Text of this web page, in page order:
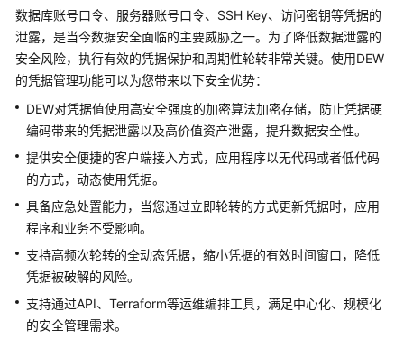
计
费
说
明
快
速
入
门
用
户
指
南
密
钥
数据库账号口令、服务器账号口令、SSH Key、访问密钥等凭据的
泄露，是当今数据安全面临的主要威胁之一。为了降低数据泄露的
安全风险，执行有效的凭据保护和周期性轮转非常关键。使用DEW
的凭据管理功能可以为您带来以下安全优势：
DEW对凭据值使用高安全强度的加密算法加密存储，防止凭据硬
编码带来的凭据泄露以及高价值资产泄露，提升数据安全性。
提供安全便捷的客户端接入方式，应用程序以无代码或者低代码
的方式，动态使用凭据。
具备应急处置能力，当您通过立即轮转的方式更新凭据时，应用
程序和业务不受影响。
支持高频次轮转的全动态凭据，缩小凭据的有效时间窗口，降低
凭据被破解的风险。
支持通过API、Terraform等运维编排工具，满足中心化、规模化
的安全管理需求。